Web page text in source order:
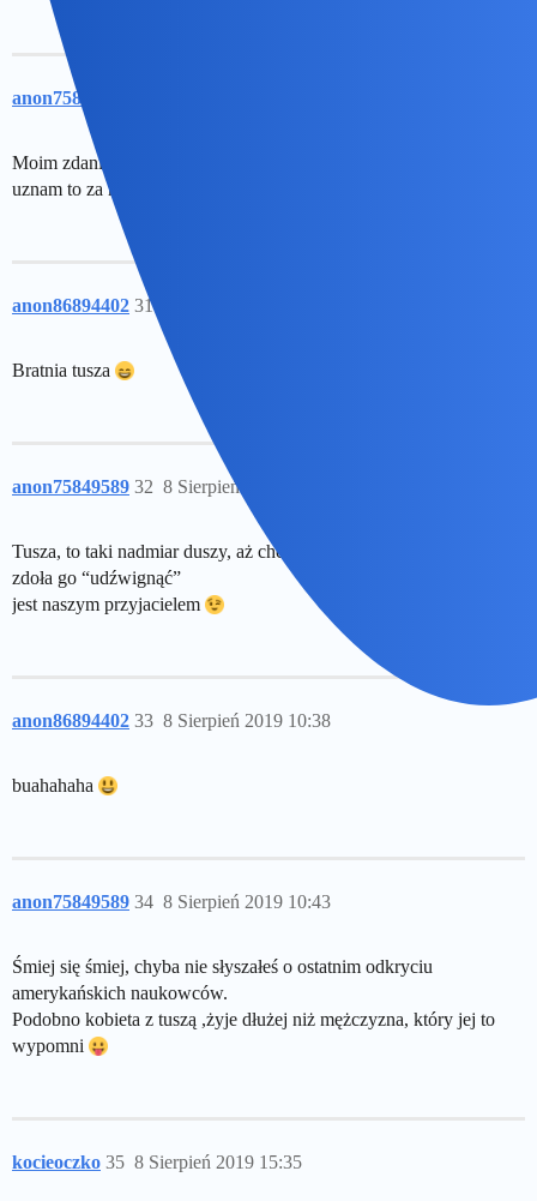
anon75849589
Moim zdaniem nie trzeba, jeśli ktoś uzna mnie za bratnią duszę,
uznam to za najpiękniejszy komplement.
anon86894402 31
Bratnia tusza
anon75849589 8 Sierpień 2019 10:18
32
Tusza, to taki nadmiar duszy, aż chce się powiedzieć ciężar, kto
zdoła go “udźwignąć”
jest naszym przyjacielem
anon86894402 8 Sierpień 2019 10:38
33
buahahaha
anon75849589 8 Sierpień 2019 10:43
34
Śmiej się śmiej, chyba nie słyszałeś o ostatnim odkryciu
amerykańskich naukowców.
Podobno kobieta z tuszą ,żyje dłużej niż mężczyzna, który jej to
wypomni
kocieoczko 8 Sierpień 2019 15:35
35